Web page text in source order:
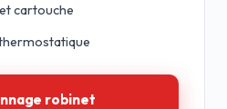
cartouche
robinet